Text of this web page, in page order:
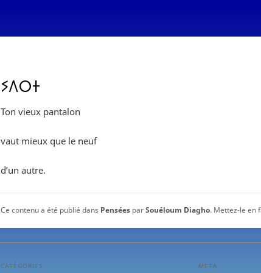
ⵢⴷⵔⵜ
Ton vieux pantalon
vaut mieux que le neuf
d’un autre.
Ce contenu a été publié dans Pensées parSouéloum Diagho. Mettez-le en
CATÉGORIES MÉTA